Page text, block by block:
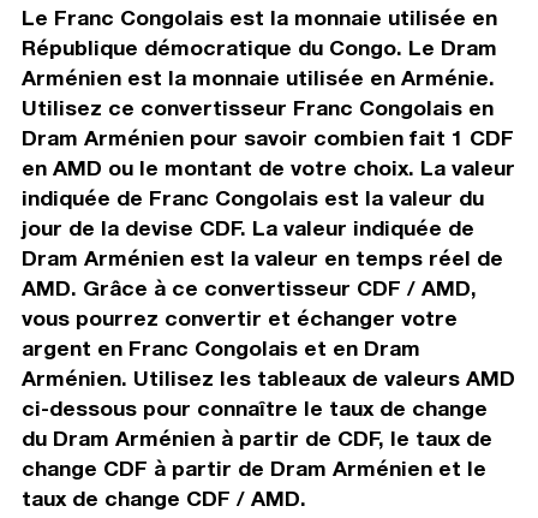
Le Franc Congolais est la monnaie utilisée en
République démocratique du Congo. Le Dram
Arménien est la monnaie utilisée en Arménie.
Utilisez ce convertisseur Franc Congolais en
Dram Arménien pour savoir combien fait 1 CDF
en AMD ou le montant de votre choix. La valeur
indiquée de Franc Congolais est la valeur du
jour de la devise CDF. La valeur indiquée de
Dram Arménien est la valeur en temps réel de
AMD. Grâce à ce convertisseur CDF / AMD,
vous pourrez convertir et échanger votre
argent en Franc Congolais et en Dram
Arménien. Utilisez les tableaux de valeurs AMD
ci-dessous pour connaître le taux de change
du Dram Arménien à partir de CDF, le taux de
change CDF à partir de Dram Arménien et le
taux de change CDF / AMD.